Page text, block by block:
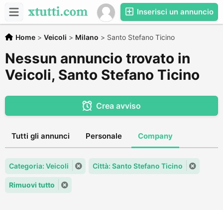
Inserisci un annuncio
Home > Veicoli > Milano > Santo Stefano Ticino
Nessun annuncio trovato in
Veicoli, Santo Stefano Ticino
Crea avviso
Tutti gli annunci Personale Company
Categoria: Veicoli Città: Santo Stefano Ticino
Rimuovi tutto